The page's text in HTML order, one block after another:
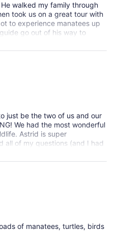
walked my family through
took us on a great tour with
to experience manatees up
go out of his way to
that had gone in the wrong
enough!!!!
just be the two of us and our
We had the most wonderful
Astrid is super
all of my questions (and I had
enough - an incredibly special
forever. It was also
pics that we purchased
enjoy the
and nature!
of manatees, turtles, birds